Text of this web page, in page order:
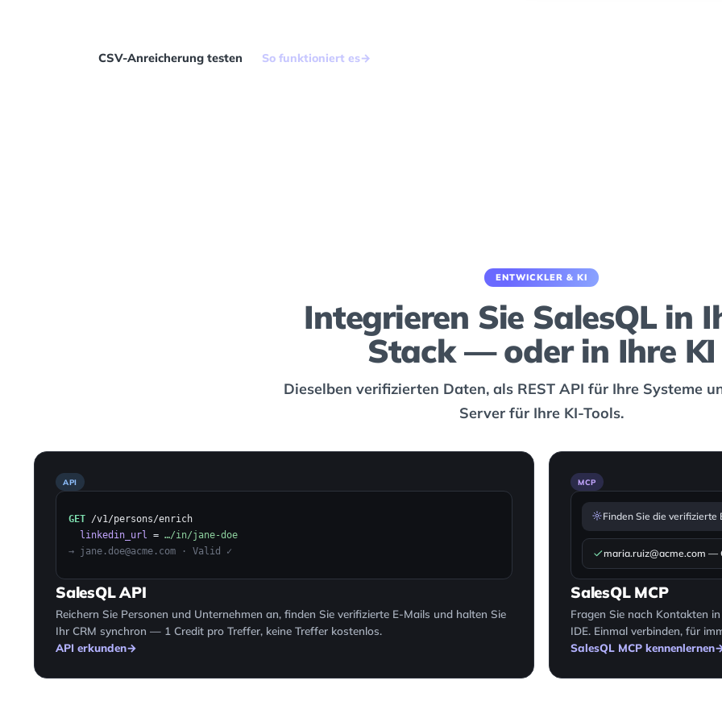
CSV-Anreicherung testen So funktioniert es→
ENTWICKLER & KI
Integrieren Sie SalesQL in
Stack — oder in Ihre KI
Dieselben verifizierten Daten, als REST API für Ihre Systeme
Server für Ihre KI-Tools.
API
GET /v1/persons/enrich
linkedin_url = …/in/jane-doe
→ jane.doe@acme.com · Valid ✓
SalesQL API
Reichern Sie Personen und Unternehmen an, finden Sie verifizierte E-Mails und halten Sie
Ihr CRM synchron — 1 Credit pro Treffer, keine Treffer kostenlos.
API erkunden→
MCP
Finden Sie die verifizierte
maria.ruiz@acme.com —
SalesQL MCP
Fragen Sie nach Kontakten
IDE. Einmal verbinden, für
SalesQL MCP kennenlernen